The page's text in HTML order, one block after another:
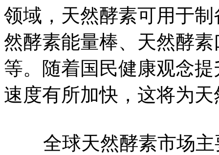
领域，天然酵素可用于
然酵素能量棒、天然酵
等。随着国民健康观念
速度有所加快，这将为
全球天然酵素市场主